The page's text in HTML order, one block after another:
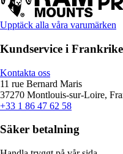
Upptäck alla våra varumärken
Kundservice i Frankrike
Kontakta oss
11 rue Bernard Maris
37270 Montlouis-sur-Loire,
+33 1 86 47 62 58
Säker betalning